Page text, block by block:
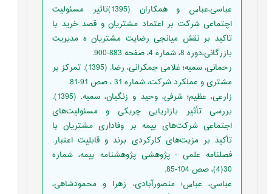
عباسی،عباس و همکاران (1395)تاثیر مسئولیت
اچتماعی شرکت بر اعتماد مشتریان و قصد خرید با
تاکید بر نقش میانجی رضایت مشتریان ه مدیریت
بازرگانی،دوره 8، شماره 4، صفحه 883-900.
رحمانی، سمیه؛ غلامی جمکرانی، رضا. (1395). تمرکز بر
مشتری و عملکرد شرکت، شماره 31 ، صص 91-81.
زارعی، عظیم؛ شرفی، وحید و زنگیان، سمیه. (1395).
بررسی تأثیر بازاریابی چریکی و مسئولیت‌های
اجتماعی شرکت‌های بیمه بر وفاداری مشتریان با
تأکید بر مزیت‌های کارکردی برند و قابلیت اعتبار.
فصلنامه علمی - پژوهشی پژوهشنامه بیمه، شماره
30(4)، صص 104-85.
عباسی، عباس؛ منصورآبادی، زهرا و محمودشاهی،